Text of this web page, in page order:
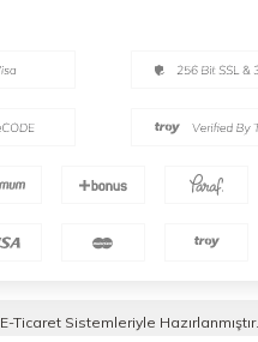
E-TicaretSistemleriyle Hazırlanmıştır.